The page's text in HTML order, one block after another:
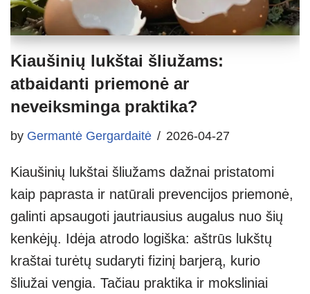
Kiaušinių lukštai šliužams:
atbaidanti priemonė ar
neveiksminga praktika?
by Germantė Gergardaitė 2026-04-27
Kiaušinių lukštai šliužams dažnai pristatomi
kaip paprasta ir natūrali prevencijos priemonė,
galinti apsaugoti jautriausius augalus nuo šių
kenkėjų. Idėja atrodo logiška: aštrūs lukštų
kraštai turėtų sudaryti fizinį barjerą, kurio
šliužai vengia. Tačiau praktika ir moksliniai